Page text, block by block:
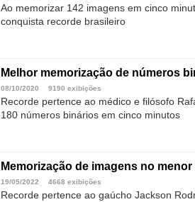
Ao memorizar 142 imagens em cinco
conquista recorde brasileiro
Melhor memorização de números
08/10/2020 9190 exibições
Recorde pertence ao médico e filósofo
180 números binários em cinco minutos
Memorização de imagens no
19/05/2022 4668 exibições
Recorde pertence ao gaúcho Jackson